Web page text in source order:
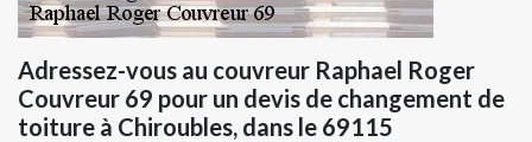
Adressez-vous au couvreur Raphael Roger
Couvreur 69 pour un devis de changement de
toiture à Chiroubles, dans le 69115